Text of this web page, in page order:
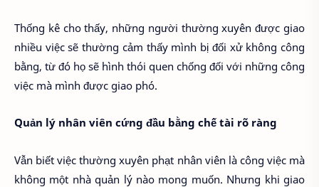
Thống kê cho thấy, những người thường xuyên được giao
nhiều việc sẽ thường cảm thấy mình bị đối xử không công
bằng, từ đó họ sẽ hình thói quen chống đối với những công
việc mà mình được giao phó.
Quản lý nhân viên cứng đầu bằng chế tài rõ ràng
Vẫn biết việc thường xuyên phạt nhân viên là công việc mà
không một nhà quản lý nào mong muốn. Nhưng khi giao